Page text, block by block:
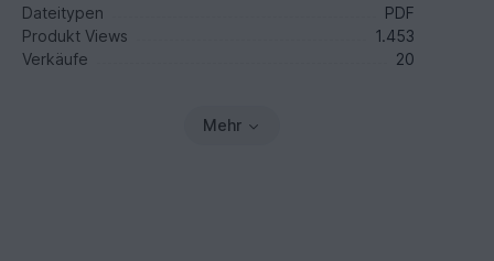
Dateitypen
PDF
Produkt Views
1.453
Verkäufe
20
Mehr